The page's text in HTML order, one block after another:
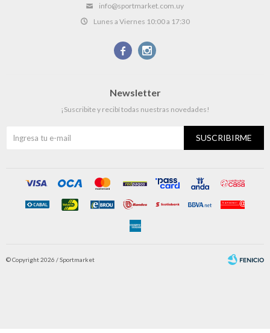
info@sportmarket.com.uy
Lunes a Viernes 10:00 a 17:30
 
Newsletter
¡Suscribite y recibí todas nuestras novedades!
SUSCRIBIRME
© Copyright 2026 / Sportmarket